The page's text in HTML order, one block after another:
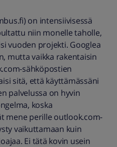
on intensiivisessä
niin monelle taholle,
vuoden projekti. Googlea
mutta vaikka rakentaisin
sähköpostien
sitä, että käyttämässäni
palvelussa on hyvin
koska
mene perille outlook.com-
vaikuttamaan kuin
Ei tätä kovin usein